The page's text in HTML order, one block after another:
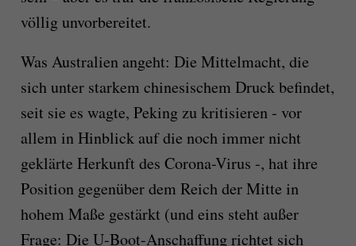
völlig unvorbereitet.
Was Australien angeht: Die Mittelmacht, die
sich unter starkem chinesischem Druck befindet,
seit sie es wagte, Peking zu kritisieren - vor
allem in Hinblick auf die noch immer nicht
geklärte Herkunft des Corona-Virus -, hat ihre
Position gegenüber dem Reich der Mitte in
hohem Maße gestärkt (und eins steht außer
Frage: Die U-Boot-Anschaffung richtet sich